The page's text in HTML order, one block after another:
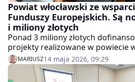
Powiat włocławski ze
Funduszy Europejskich. Są
i miliony złotych
Ponad 3 miliony złotych
projekty realizowane w powiecie
ramach programu Fundusze
Pomorza. Na liście znalazły się
gminie Choceń oraz Kłóbce.
MARIUSZ14 maja 2026, 09:29